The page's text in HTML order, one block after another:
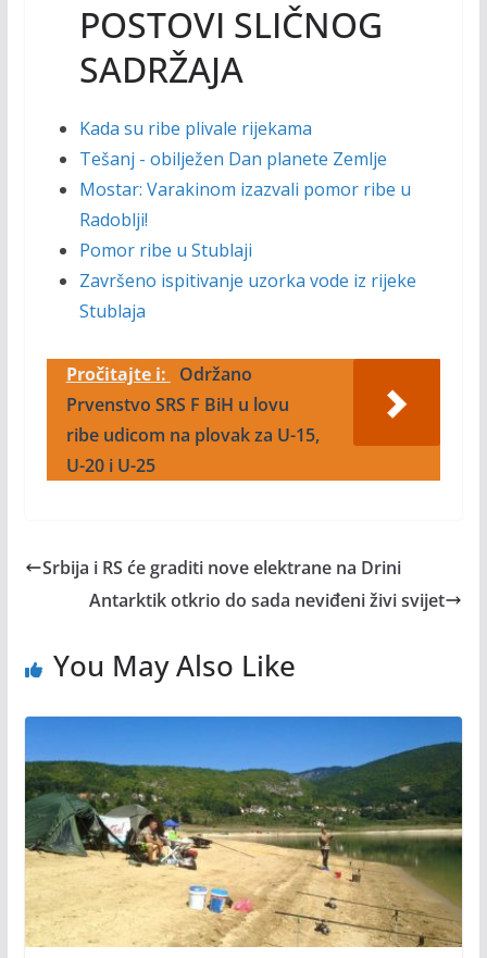
POSTOVI SLIČNOG
SADRŽAJA
Kada su ribe plivale rijekama
Tešanj - obilježen Dan planete Zemlje
Mostar: Varakinom izazvali pomor ribe u
Radoblji!
Pomor ribe u Stublaji
Završeno ispitivanje uzorka vode iz rijeke
Stublaja
Pročitajte i:
Održano
Prvenstvo SRS F BiH u lovu
ribe udicom na plovak za U-15,
U-20 i U-25
Srbija i RS će graditi nove elektrane na Drini
Antarktik otkrio do sada neviđeni živi svijet
You May Also Like